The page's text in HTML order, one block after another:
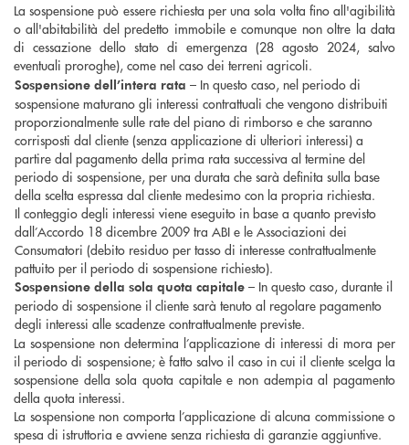
La sospensione può essere richiesta per una sola volta fino all'agibilità
o all'abitabilità del predetto immobile e comunque non oltre la data
di cessazione dello stato di emergenza (28 agosto 2024, salvo
eventuali proroghe), come nel caso dei terreni agricoli.
Sospensione dell’intera rata – In questo caso, nel periodo di
sospensione maturano gli interessi contrattuali che vengono distribuiti
proporzionalmente sulle rate del piano di rimborso e che saranno
corrisposti dal cliente (senza applicazione di ulteriori interessi) a
partire dal pagamento della prima rata successiva al termine del
periodo di sospensione, per una durata che sarà definita sulla base
della scelta espressa dal cliente medesimo con la propria richiesta.
Il conteggio degli interessi viene eseguito in base a quanto previsto
dall’Accordo 18 dicembre 2009 tra ABI e le Associazioni dei
Consumatori (debito residuo per tasso di interesse contrattualmente
pattuito per il periodo di sospensione richiesto).
Sospensione della sola quota capitale – In questo caso, durante il
periodo di sospensione il cliente sarà tenuto al regolare pagamento
degli interessi alle scadenze contrattualmente previste.
La sospensione non determina l’applicazione di interessi di mora per
il periodo di sospensione; è fatto salvo il caso in cui il cliente scelga la
sospensione della sola quota capitale e non adempia al pagamento
della quota interessi.
La sospensione non comporta l’applicazione di alcuna commissione o
spesa di istruttoria e avviene senza richiesta di garanzie aggiuntive.